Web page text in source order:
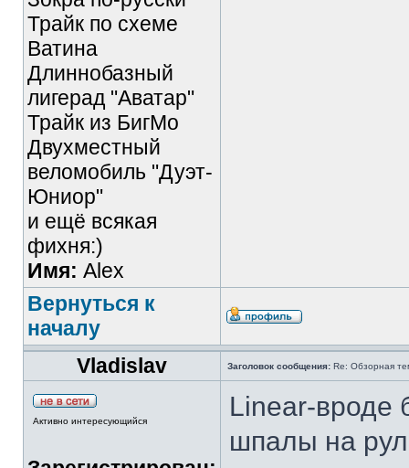
Трайк по схеме
Ватина
Длиннобазный
лигерад "Аватар"
Трайк из БигМо
Двухместный
веломобиль "Дуэт-
Юниор"
и ещё всякая
фихня:)
Имя: Alex
Вернуться к
началу
Vladislav
Заголовок сообщения: Re: Обзорная
Активно интересующийся
Linear-вроде
шпалы на